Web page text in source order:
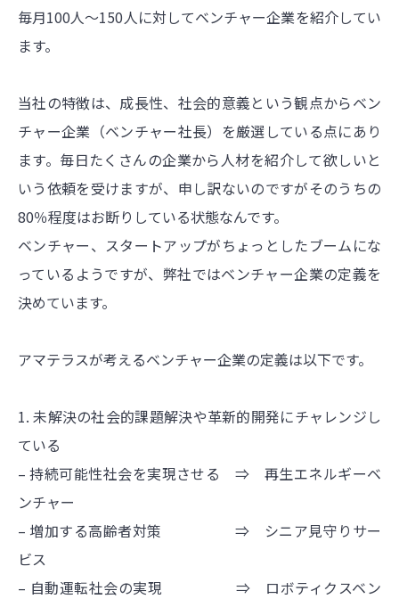
毎月100人～150人に対してベンチャー企業を紹介してい
ます。
当社の特徴は、成長性、社会的意義という観点からベン
チャー企業（ベンチャー社長）を厳選している点にあり
ます。毎日たくさんの企業から人材を紹介して欲しいと
いう依頼を受けますが、申し訳ないのですがそのうちの
80％程度はお断りしている状態なんです。
ベンチャー、スタートアップがちょっとしたブームにな
っているようですが、弊社ではベンチャー企業の定義を
決めています。
アマテラスが考えるベンチャー企業の定義は以下です。
1. 未解決の社会的課題解決や革新的開発にチャレンジし
ている
– 持続可能性社会を実現させる ⇒ 再生エネルギーベ
ンチャー
– 増加する高齢者対策 ⇒ シニア見守りサー
ビス
– 自動運転社会の実現 ⇒ ロボティクスベン